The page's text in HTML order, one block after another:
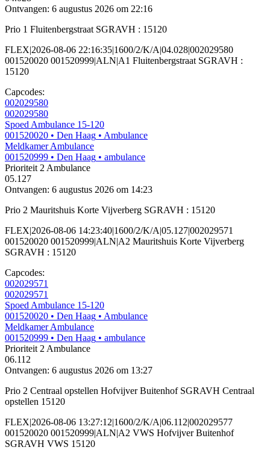
Ontvangen: 6 augustus 2026 om 22:16
Prio 1 Fluitenbergstraat SGRAVH : 15120
FLEX|2026-08-06 22:16:35|1600/2/K/A|04.028|002029580
001520020 001520999|ALN|A1 Fluitenbergstraat SGRAVH :
15120
Capcodes:
002029580
002029580
Spoed Ambulance 15-120
001520020 • Den Haag • Ambulance
Meldkamer Ambulance
001520999 • Den Haag • ambulance
Prioriteit 2 Ambulance
05.127
Ontvangen: 6 augustus 2026 om 14:23
Prio 2 Mauritshuis Korte Vijverberg SGRAVH : 15120
FLEX|2026-08-06 14:23:40|1600/2/K/A|05.127|002029571
001520020 001520999|ALN|A2 Mauritshuis Korte Vijverberg
SGRAVH : 15120
Capcodes:
002029571
002029571
Spoed Ambulance 15-120
001520020 • Den Haag • Ambulance
Meldkamer Ambulance
001520999 • Den Haag • ambulance
Prioriteit 2 Ambulance
06.112
Ontvangen: 6 augustus 2026 om 13:27
Prio 2 Centraal opstellen Hofvijver Buitenhof SGRAVH Centraal
opstellen 15120
FLEX|2026-08-06 13:27:12|1600/2/K/A|06.112|002029577
001520020 001520999|ALN|A2 VWS Hofvijver Buitenhof
SGRAVH VWS 15120